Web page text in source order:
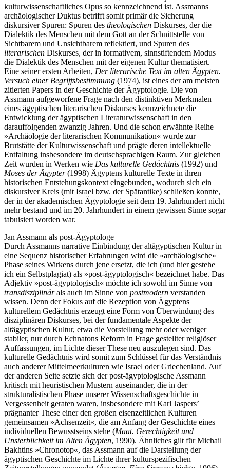
kulturwissenschaftliches Opus so kennzeichnend ist. Assmanns
archäologischer Duktus betrifft somit primär die Sicherung
diskursiver Spuren: Spuren des theologischen Diskurses, der die
Dialektik des Menschen mit dem Gott an der Schnittstelle von
Sichtbarem und Unsichtbarem reflektiert, und Spuren des
literarischen Diskurses, der in formativem, sinnstiftendem Modus
die Dialektik des Menschen mit der eigenen Kultur thematisiert.
Eine seiner ersten Arbeiten, Der literarische Text im alten Ägypten.
Versuch einer Begriffsbestimmung (1974), ist eines der am meisten
zitierten Papers in der Geschichte der Ägyptologie. Die von
Assmann aufgeworfene Frage nach den distinktiven Merkmalen
eines ägyptischen literarischen Diskurses kennzeichnete die
Entwicklung der ägyptischen Literaturwissenschaft in den
darauffolgenden zwanzig Jahren. Und die schon erwähnte Reihe
»Archäologie der literarischen Kommunikation« wurde zur
Brutstätte der Kulturwissenschaft und prägte deren intellektuelle
Entfaltung insbesondere im deutschsprachigen Raum. Zur gleichen
Zeit wurden in Werken wie Das kulturelle Gedächtnis (1992) und
Moses der Ägypter(1998) Ägyptens kulturelle Texte in ihren
historischen Entstehungskontext eingebunden, wodurch sich ein
diskursiver Kreis (mit Israel bzw. der Spätantike) schließen konnte,
der in der akademischen Ägyptologie seit dem 19. Jahrhundert nicht
mehr bestand und im 20. Jahrhundert in einem gewissen Sinne sogar
tabuisiert worden war.
Jan Assmann als post-Ägyptologe
Durch Assmanns narrative Einbindung der altägyptischen Kultur in
eine Sequenz historischer Erfahrungen wird die »archäologische«
Phase seines Wirkens durch jene ersetzt, die ich (und hier gestehe
ich ein Selbstplagiat) als »post-ägyptologisch« bezeichnet habe. Das
Adjektiv »post-ägyptologisch« möchte ich sowohl im Sinne von
transdisziplinärals auch im Sinne von postmodern verstanden
wissen. Denn der Fokus auf die Rezeption von Ägyptens
kulturellem Gedächtnis erzeugt eine Form von Überwindung des
disziplinären Diskurses, bei der fundamentale Aspekte der
altägyptischen Kultur, etwa die Vorstellung mehr oder weniger
stabiler, nur durch Echnatons Reform in Frage gestellter religiöser
Auffassungen, im Lichte dieser These neu auszulegen sind. Das
kulturelle Gedächtnis wird somit zum Schlüssel für das Verständnis
auch anderer Mittelmeerkulturen wie Israel oder Griechenland. Auf
der anderen Seite setzte sich der post-ägyptologische Assmann
kritisch mit heuristischen Mustern auseinander, die in der
strukturalistischen Phase unserer Wissenschaftsgeschichte in
Vergessenheit geraten waren, insbesondere mit Karl Jaspers’
prägnanter These einer den großen eisenzeitlichen Kulturen
gemeinsamen »Achsenzeit«, die am Anfang der Geschichte eines
individuellen Bewusstseins stehe (Maat. Gerechtigkeit und
Unsterblichkeit im Alten Ägypten, 1990). Ähnliches gilt für Michail
Bakhtins »Chronotop«, das Assmann auf die Darstellung der
ägyptischen Geschichte im Lichte ihrer kulturspezifischen